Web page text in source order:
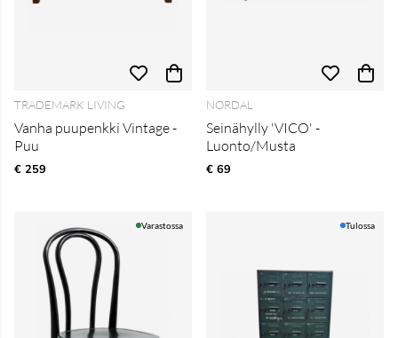
TRADEMARK LIVING
Vanha puupenkki Vintage -
Puu
€ 259
NORDAL
Seinähylly 'VICO' -
Luonto/Musta
€ 69
Varastossa Tulossa